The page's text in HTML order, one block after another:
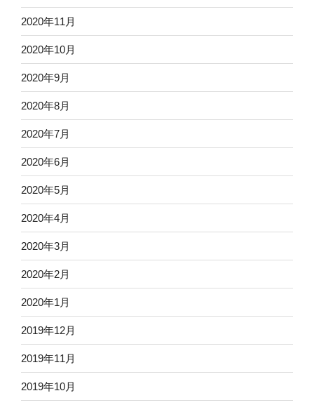
2020年11月
2020年10月
2020年9月
2020年8月
2020年7月
2020年6月
2020年5月
2020年4月
2020年3月
2020年2月
2020年1月
2019年12月
2019年11月
2019年10月